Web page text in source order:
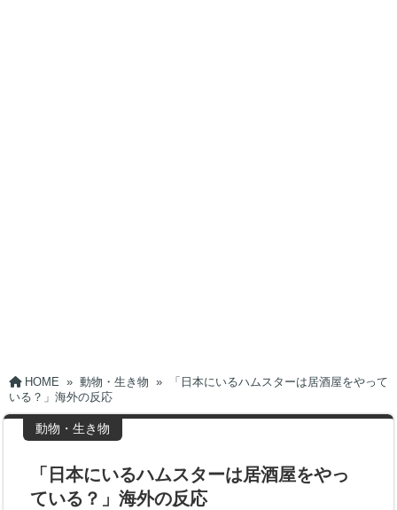
HOME » 動物・生き物 »
「日本にいるハムスターは居酒屋をやって
いる？」海外の反応
動物・生き物
「日本にいるハムスターは居酒屋をやっ
ている？」海外の反応